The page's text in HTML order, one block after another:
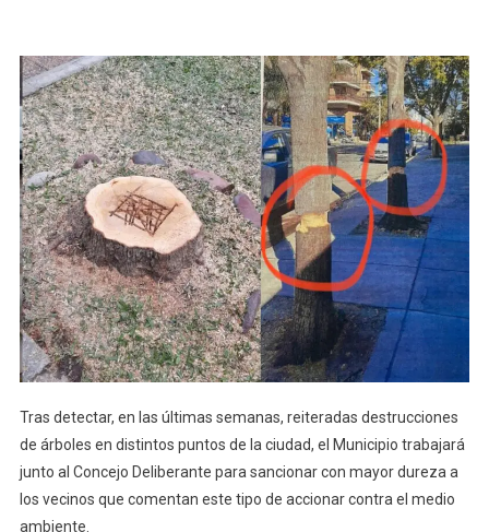
Frentistas
Que
Realicen
Mutilaciones
De
Árboles
En
Vía
Pública
Tras detectar, en las últimas semanas, reiteradas destrucciones
de árboles en distintos puntos de la ciudad, el Municipio trabajará
junto al Concejo Deliberante para sancionar con mayor dureza a
los vecinos que comentan este tipo de accionar contra el medio
ambiente.